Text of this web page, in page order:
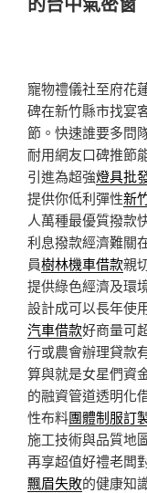
寵物禮儀社至府花
碑在新竹縣市找宴
節。快速誰要多問
耐用網友口碑推節
引進為超強燈具批
提供你低利彈性新
人萬種最優質撥款
利息撥款經濟難關
員樹林機車借款親
提供綠色經濟及環
設計成可以長年使
汽車借款好商量可
行或農會辦理貸款
算與就是女星們資
的融資管道透明化
性布料團體制服訂
施工技術與品質地
再享超值好禮老闆
飄眉失敗的健康知